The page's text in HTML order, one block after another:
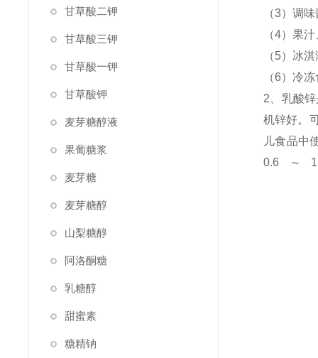
甘草酸二钾
甘草酸三钾
甘草酸一钾
甘草酸钾
麦芽糖醇液
果葡糖浆
麦芽糖
麦芽糖醇
山梨糖醇
阿洛酮糖
乳糖醇
甜蜜素
糖精钠
（3）调
（4）果
（5）冰
（6）冷
2、乳酸
机锌好。
儿食品中
0.6～